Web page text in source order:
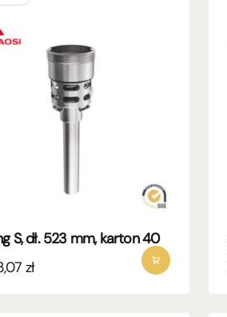
S, dł. 523 mm, karton 40
zł